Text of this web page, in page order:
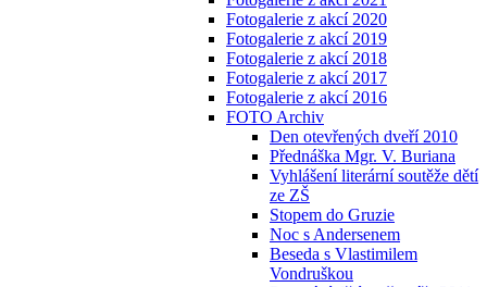
Fotogalerie z akcí 2020
Fotogalerie z akcí 2019
Fotogalerie z akcí 2018
Fotogalerie z akcí 2017
Fotogalerie z akcí 2016
FOTO Archiv
Den otevřených dveří 2010
Přednáška Mgr. V. Buriana
Vyhlášení literární soutěže dětí
ze ZŠ
Stopem do Gruzie
Noc s Andersenem
Beseda s Vlastimilem
Vondruškou